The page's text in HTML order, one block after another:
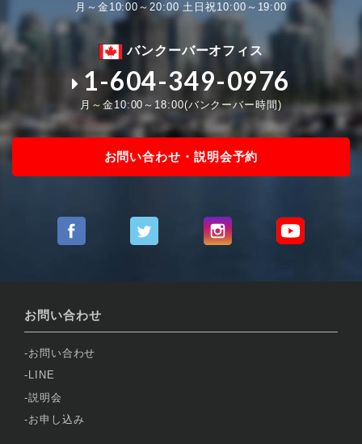
月～金10:00～20:00 土日祝10:00～19:00
バンクーバーオフィス
1-604-349-0976
月～金10:00～18:00(バンクーバー時間)
お問い合わせ・説明会予約
お問い合わせ
お問い合わせ
LINE
説明会
お申し込み